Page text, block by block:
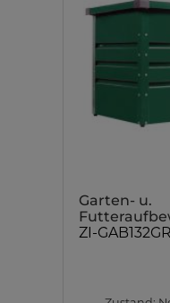
Garten- u.
ZI-GAB132GR